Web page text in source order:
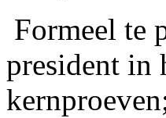
Formeel te
president in